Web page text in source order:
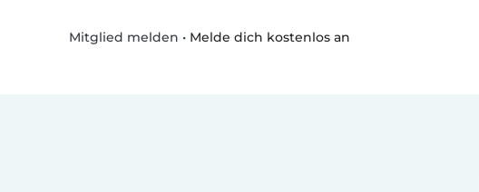
Mitglied melden • Melde dich kostenlos an